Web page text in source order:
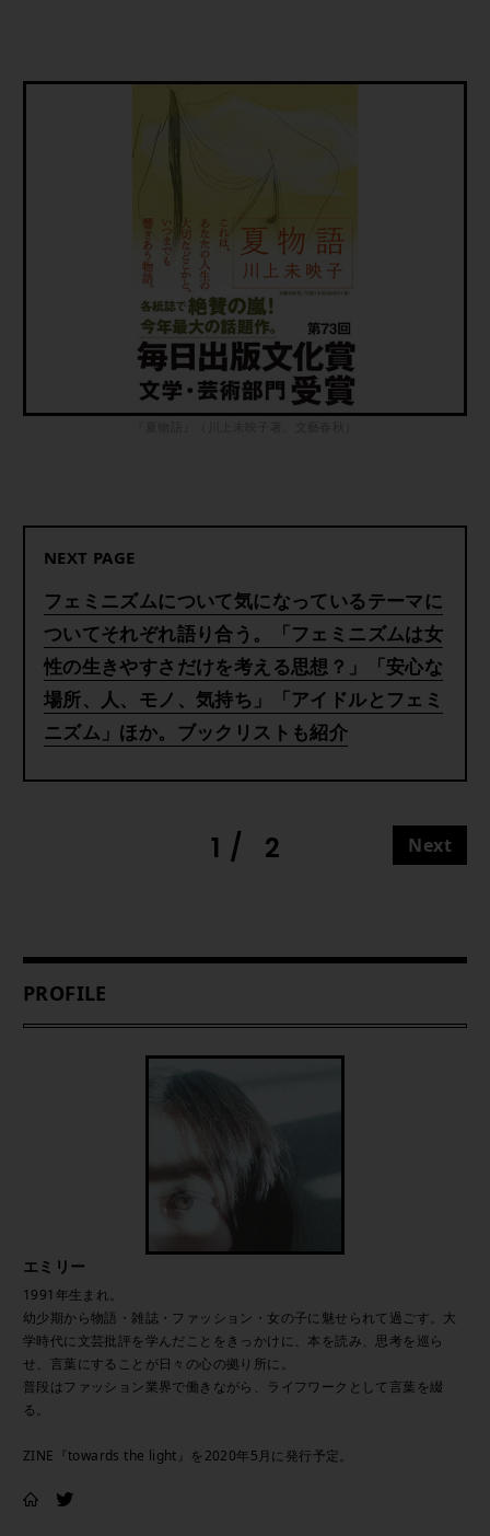
NEXT PAGE
フェミニズムについて気になっているテーマに
ついてそれぞれ語り合う。「フェミニズムは女
性の生きやすさだけを考える思想？」「安心な
場所、人、モノ、気持ち」「アイドルとフェミ
ニズム」ほか。ブックリストも紹介
Next
1 2
PROFILE
エミリー
1991年生まれ。
幼少期から物語・雑誌・ファッション・女の子に魅せられて過ごす。大
学時代に文芸批評を学んだことをきっかけに、本を読み、思考を巡ら
せ、言葉にすることが日々の心の拠り所に。
普段はファッション業界で働きながら、ライフワークとして言葉を綴
る。
ZINE『towards the light』を2020年5月に発行予定。